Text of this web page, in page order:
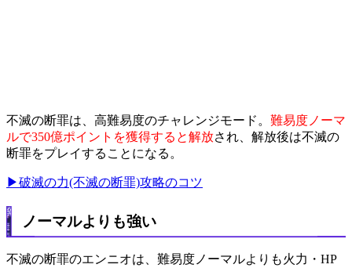
不滅の断罪は、高難易度のチャレンジモード。 難易度ノーマ
ルで350億ポイントを獲得すると解放され、解放後は不滅の
断罪をプレイすることになる。
▶破滅の力(不滅の断罪)攻略のコツ
ノーマルよりも強い
不滅の断罪のエンニオは、難易度ノーマルよりも火力・HP